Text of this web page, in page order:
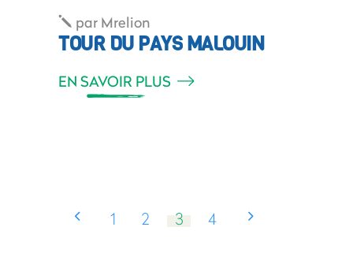
par Mrelion
TOUR DU PAYS MALOUIN
EN SAVOIR PLUS
1 2 3 4